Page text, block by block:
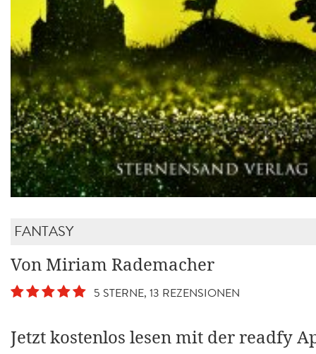
FANTASY
Von Miriam Rademacher
5 STERNE, 13 REZENSIONEN
Jetzt kostenlos lesen mit der readfy